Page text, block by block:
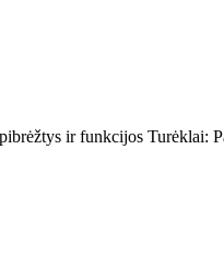
ir funkcijos Turėklai: